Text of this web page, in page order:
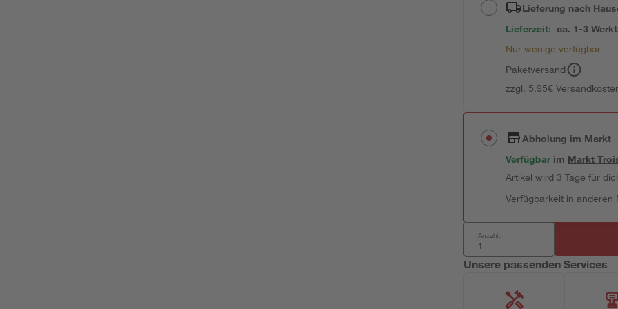
Lieferung nach
Lieferzeit: ca. 1-3
Nur wenige verfügbar
Paketversand
zzgl. 5,95€
Abholung im Markt
Verfügbar im Markt
Artikel wird 3 Tage für
Verfügbarkeit in anderen
Anzahl:
Unsere passenden Services